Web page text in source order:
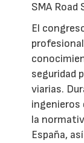
SMA Road
El
seguridad
viarias.
ingenieros
la
España,